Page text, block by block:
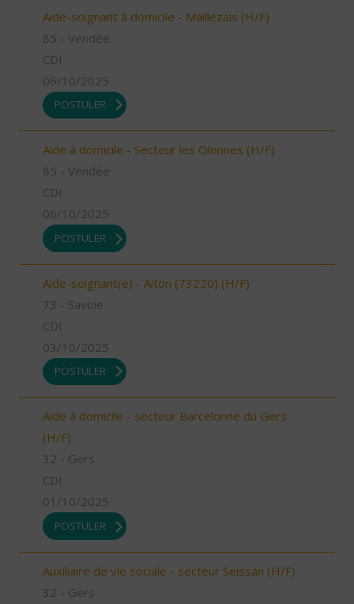
Aide-soignant à domicile - Maillezais (H/F)
85 - Vendée
CDI
06/10/2025
POSTULER
Aide à domicile - Secteur les Olonnes (H/F)
85 - Vendée
CDI
06/10/2025
POSTULER
Aide-soignant(e) - Aiton (73220) (H/F)
73 - Savoie
CDI
03/10/2025
POSTULER
Aide à domicile - secteur Barcelonne du Gers
(H/F)
32 - Gers
CDI
01/10/2025
POSTULER
Auxiliaire de vie sociale - secteur Seissan (H/F)
32 - Gers